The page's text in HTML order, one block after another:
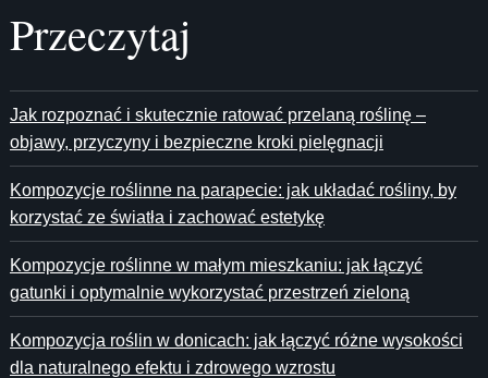
Przeczytaj
Jak rozpoznać i skutecznie ratować przelaną roślinę –
objawy, przyczyny i bezpieczne kroki pielęgnacji
Kompozycje roślinne na parapecie: jak układać rośliny, by
korzystać ze światła i zachować estetykę
Kompozycje roślinne w małym mieszkaniu: jak łączyć
gatunki i optymalnie wykorzystać przestrzeń zieloną
Kompozycja roślin w donicach: jak łączyć różne wysokości
dla naturalnego efektu i zdrowego wzrostu